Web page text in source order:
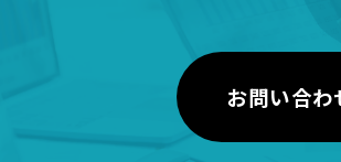
お問い合わ